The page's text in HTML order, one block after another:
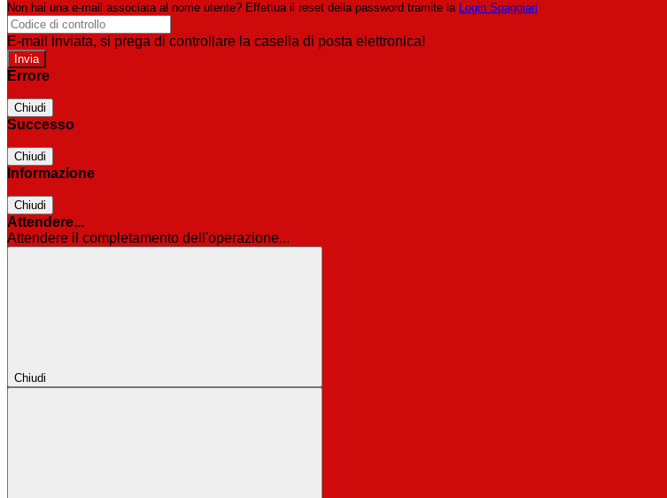
Non hai una e-mail associata al nome utente? Effettua il reset della password tramite la Login Spaggiari
E-mail inviata, si prega di controllare la casella di posta elettronica!
Errore
Chiudi
Successo
Chiudi
Informazione
Chiudi
Attendere...
Attendere il completamento dell'operazione...
Chiudi